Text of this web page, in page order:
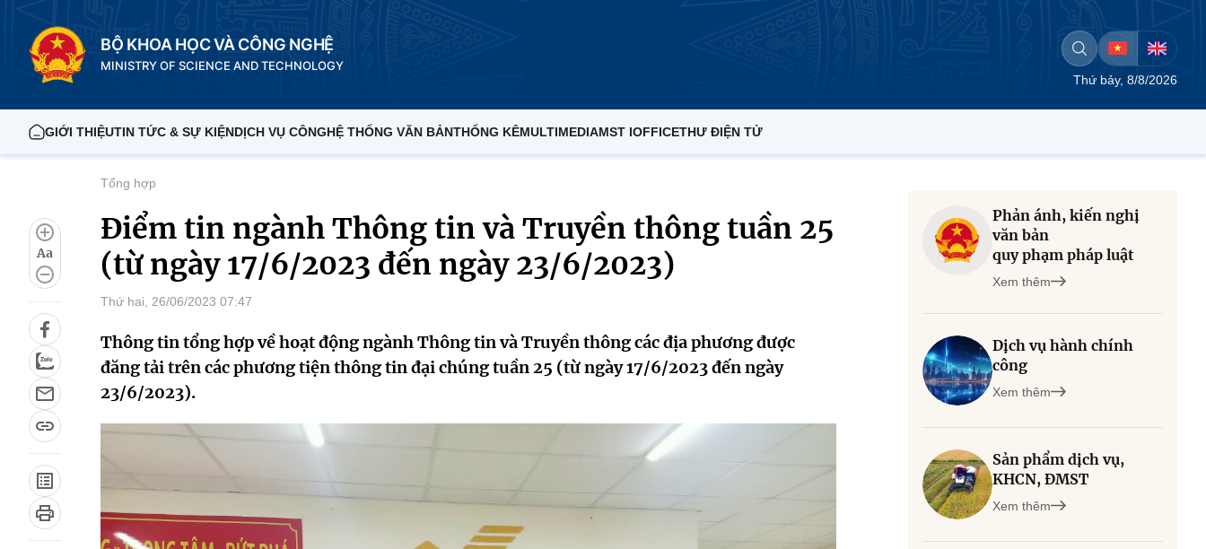
BỘ KHOA HỌC VÀ CÔNG NGHỆ
MINISTRY OF SCIENCE AND TECHNOLOGY
Thứ bảy, 8/8/2026
GIỚI THIỆUTIN TỨC & SỰ KIỆNDỊCH VỤ CÔNGHỆ THỐNG VĂN BẢNTHỐNG KÊMULTIMEDIAMST IOFFICETHƯ ĐIỆN TỬ
Aa
Tổng hợp
Điểm tin ngành Thông tin và Truyền thông tuần 25
(từ ngày 17/6/2023 đến ngày 23/6/2023)
Thứ hai, 26/06/2023 07:47
Thông tin tổng hợp về hoạt động ngành Thông tin và Truyền thông các địa phương được
đăng tải trên các phương tiện thông tin đại chúng tuần 25 (từ ngày 17/6/2023 đến ngày
23/6/2023).
Phản ánh, kiến nghị
văn bản
quy phạm pháp luật
Xem thêm
Dịch vụ hành chính
công
Xem thêm
Sản phẩm dịch vụ,
KHCN, ĐMST
Xem thêm